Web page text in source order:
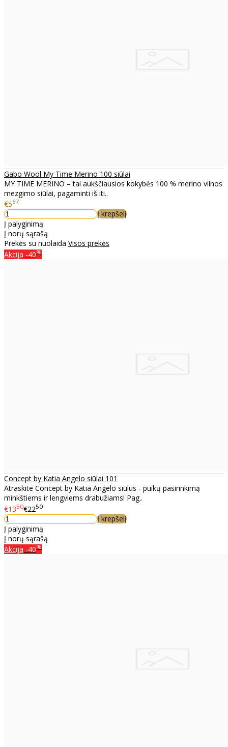
Gabo Wool My Time Merino 100 siūlai
MY TIME MERINO – tai aukščiausios kokybės 100 % merino vilnos
mezgimo siūlai, pagaminti iš iti..
€567
Į krepšelį
Į palyginimą
Į norų sąrašą
Prekės su nuolaida Visos prekės
Akcija -40%
Concept by Katia Angelo siūlai 101
Atraskite Concept by Katia Angelo siūlus - puikų pasirinkimą
minkštiems ir lengviems drabužiams! Pag..
€1350€2250
Į krepšelį
Į palyginimą
Į norų sąrašą
Akcija -40%